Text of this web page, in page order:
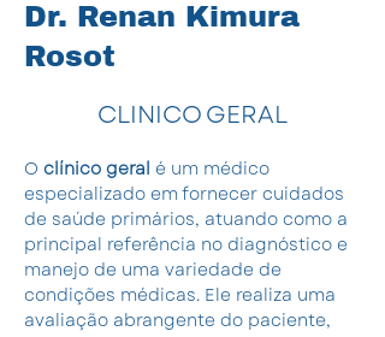
Dr. Renan Kimura
Rosot
CLINICO GERAL
O clínico geral é um médico
especializado em fornecer cuidados
de saúde primários, atuando como a
principal referência no diagnóstico e
manejo de uma variedade de
condições médicas. Ele realiza uma
avaliação abrangente do paciente,